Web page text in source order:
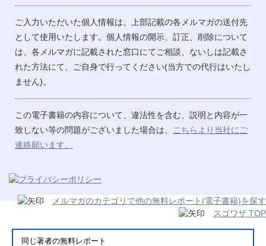
ご入力いただいた個人情報は、上部記載の各メルマガの送付先
として使用いたします。個人情報の開示、訂正、削除について
は、各メルマガに記載された窓口にてご相談、ないしは記載さ
れた方法にて、ご自身で行ってください(当方での代行はいたし
ません)。
この電子書籍の内容について、違法性を含む、説明と内容が一
致しない等の問題がございました場合は、
こちらより当社にご
連絡願います。
メルマガのカテゴリで他の無料レポート(電子書籍)を探す
スゴワザ TOP
同じ著者の無料レポート